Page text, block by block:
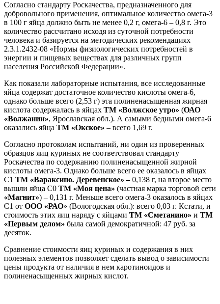
Согласно стандарту Роскачества, предназначенного для
добровольного применения, оптимальное количество омега-3
в 100 г яйца должно быть не менее 0,2 г, омега-6 – 0,8 г. Это
количество рассчитано исходя из суточной потребности
человека и базируется на методических рекомендациях
2.3.1.2432-08 «Нормы физиологических потребностей в
энергии и пищевых веществах для различных групп
населения Российской Федерации».
Как показали лабораторные испытания, все исследованные
яйца содержат достаточное количество кислоты омега-6,
однако больше всего (2,53 г) эта полиненасыщенная жирная
кислота содержалась в яйцах ТМ «Волжское утро» (ОАО
«Волжанин», Ярославская обл.). А самыми бедными омега-6
оказались яйца ТМ «Окское» – всего 1,69 г.
Согласно протоколам испытаний, ни один из проверенных
образцов яиц куриных не соответствовал стандарту
Роскачества по содержанию полиненасыщенной жирной
кислоты омега-3. Однако больше всего ее оказалось в яйцах
С1 ТМ «Вараксино. Деревенское» –0,138 г, на второе место
вышли яйца С0 ТМ «Моя цена» (частная марка торговой сети
«Магнит») – 0,131 г. Меньше всего омега-3 оказалось в яйцах
С1 от ООО «РАО» (Вологодская обл.): всего 0,03 г. Кстати, и
стоимость этих яиц наряду с яйцами ТМ «Сметанино» и ТМ
«Первым делом» была самой демократичной: 47 руб. за
десяток.
Сравнение стоимости яиц куриных и содержания в них
полезных элементов позволяет сделать вывод о зависимости
цены продукта от наличия в нем каротиноидов и
полиненасыщенных жирных кислот.